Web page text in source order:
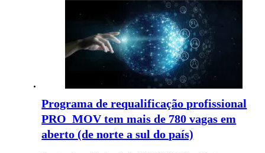
Programa de requalificação profissional
PRO_MOV tem mais de 780 vagas em
aberto (de norte a sul do país)